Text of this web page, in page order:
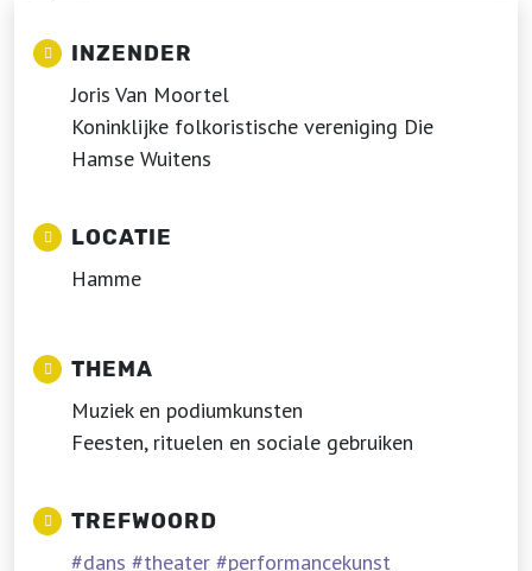
INZENDER
Joris Van Moortel
Koninklijke folkoristische vereniging Die
Hamse Wuitens
LOCATIE
Hamme
THEMA
Muziek en podiumkunsten
Feesten, rituelen en sociale gebruiken
TREFWOORD
dans theater
performancekunst